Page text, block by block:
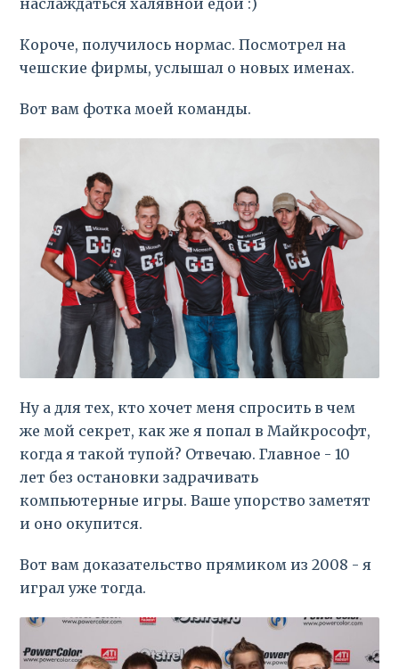
наслаждаться халявной едой :)
Короче, получилось нормас. Посмотрел на
чешские фирмы, услышал о новых именах.
Вот вам фотка моей команды.
Ну а для тех, кто хочет меня спросить в чем
же мой секрет, как же я попал в Майкрософт,
когда я такой тупой? Отвечаю. Главное - 10
лет без остановки задрачивать
компьютерные игры. Ваше упорство заметят
и оно окупится.
Вот вам доказательство прямиком из 2008 - я
играл уже тогда.